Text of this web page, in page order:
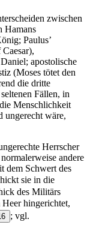
zwischen
Hamans
Paulus’
apostolische
(Moses tötet den
die dritte
Fällen, in
Menschlichkeit
ungerecht wäre,
Herrscher
andere
dem Schwert des
sie in die
des Militärs
hingerichtet,
; vgl.